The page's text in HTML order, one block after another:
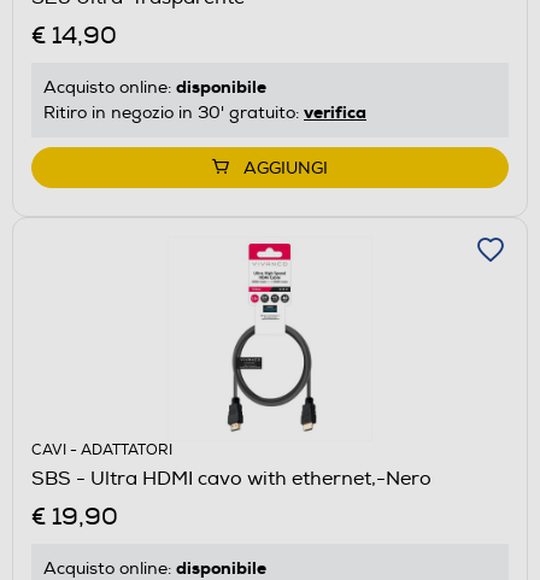
€ 14,90
Acquisto online: disponibile
Ritiro in negozio in 30' gratuito: verifica
AGGIUNGI
CAVI - ADATTATORI
SBS - Ultra HDMI cavo with ethernet,-Nero
€ 19,90
Acquisto online: disponibile